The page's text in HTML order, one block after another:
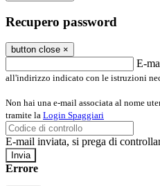
Recupero password
button close ×
E-
all'indirizzo indicato con le istruzioni
Non hai una e-mail associata al nome
tramite la Login Spaggiari
E-mail inviata, si prega di
Errore